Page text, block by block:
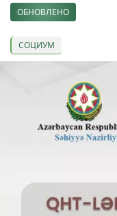
ОБНОВЛЕНО
СОЦИУМ